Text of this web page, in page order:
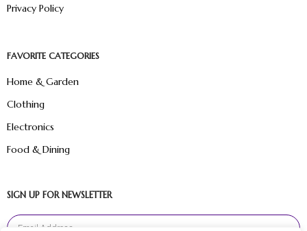
Privacy Policy
FAVORITE CATEGORIES
Home & Garden
Clothing
Electronics
Food & Dining
SIGN UP FOR NEWSLETTER